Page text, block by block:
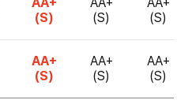
(S)
(S)
(S)
AA+
(S)
AA+
(S)
AA+
(S)